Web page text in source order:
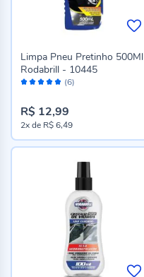
Avaliação: (6)
Limpa Pneu Pretinho 500Ml
Rodabrill - 10445
R$ 12,99
2xde R$ 6,49